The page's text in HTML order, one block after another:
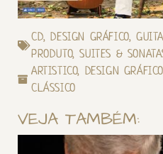
CD,DESIGN GRÁFICO,
PRODUTO,SUITES &
ARTISTICO, DESIGN GRÁFICO
CLÁSSICO
VEJA TAMBÉM: